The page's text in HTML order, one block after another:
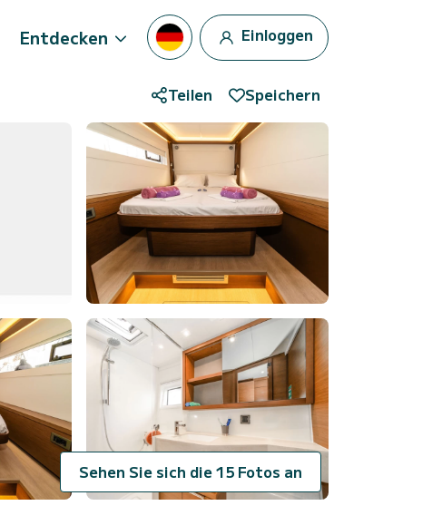
Entdecken Einloggen
Teilen Speichern
Sehen Sie sich die 15 Fotos an